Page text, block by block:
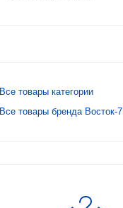
Все товары категории
Все товары бренда Восток-7